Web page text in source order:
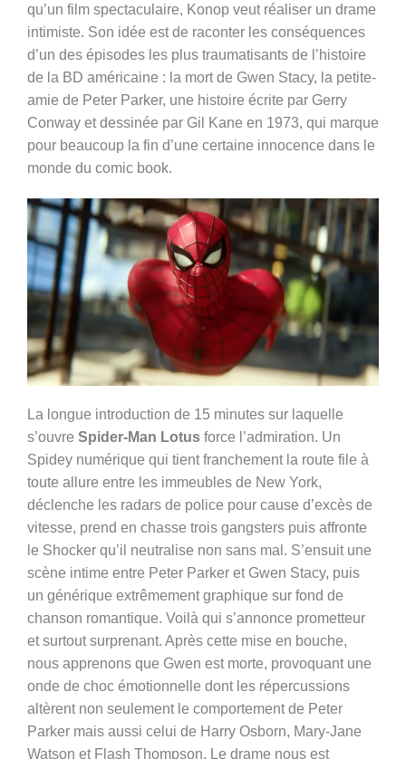
qu’un film spectaculaire, Konop veut réaliser un drame
intimiste. Son idée est de raconter les conséquences
d’un des épisodes les plus traumatisants de l’histoire
de la BD américaine : la mort de Gwen Stacy, la petite-
amie de Peter Parker, une histoire écrite par Gerry
Conway et dessinée par Gil Kane en 1973, qui marque
pour beaucoup la fin d’une certaine innocence dans le
monde du comic book.
La longue introduction de 15 minutes sur laquelle
s’ouvre Spider-Man Lotus force l’admiration. Un
Spidey numérique qui tient franchement la route file à
toute allure entre les immeubles de New York,
déclenche les radars de police pour cause d’excès de
vitesse, prend en chasse trois gangsters puis affronte
le Shocker qu’il neutralise non sans mal. S’ensuit une
scène intime entre Peter Parker et Gwen Stacy, puis
un générique extrêmement graphique sur fond de
chanson romantique. Voilà qui s’annonce prometteur
et surtout surprenant. Après cette mise en bouche,
nous apprenons que Gwen est morte, provoquant une
onde de choc émotionnelle dont les répercussions
altèrent non seulement le comportement de Peter
Parker mais aussi celui de Harry Osborn, Mary-Jane
Watson et Flash Thompson. Le drame nous est